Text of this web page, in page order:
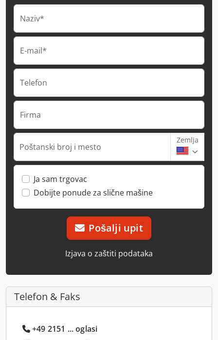
Naziv*
E-mail*
Telefon
Firma
Poštanski broj i mesto
Zemlja
Ja sam trgovac
Dobijte ponude za slične mašine
Pošalji upit
Izjava o zaštiti podataka
Telefon & Faks
+49 2151 ... oglasi